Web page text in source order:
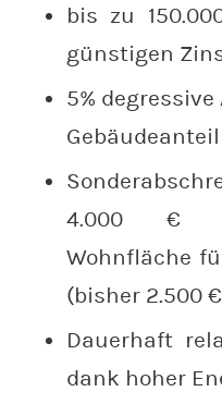
bis zu
günstigen
5%
Gebäudeanteil
4.000 €
Wohnfläche
(bisher 2.500
Dauerhaft
dank hoher